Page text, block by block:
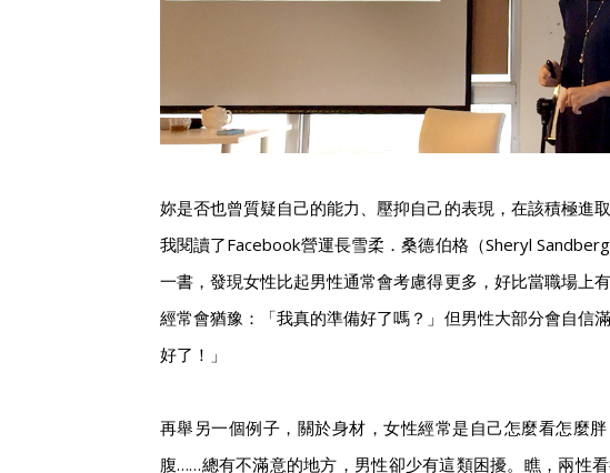
妳是否也曾質疑自己的能力、壓抑自己的表現，在該積極進
我閱讀了Facebook營運長雪柔．桑德伯格（Sheryl
一書，發現女性比起男性通常會考慮得更多，好比當職場上
經常會猶豫：「我真的準備好了嗎？」但男性大部分會自信
好了！」
再舉另一個例子，關於身材，女性經常是自己怎麼看怎麼
腹……總有不滿意的地方，男性卻少有這類困擾。瞧，兩性